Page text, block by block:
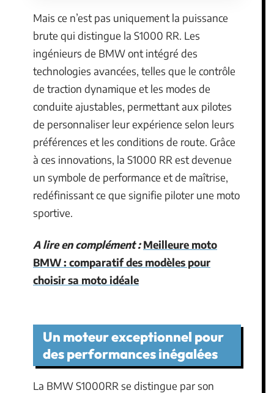
Mais ce n’est pas uniquement la puissance
brute qui distingue la S1000 RR. Les
ingénieurs de BMW ont intégré des
technologies avancées, telles que le contrôle
de traction dynamique et les modes de
conduite ajustables, permettant aux pilotes
de personnaliser leur expérience selon leurs
préférences et les conditions de route. Grâce
à ces innovations, la S1000 RR est devenue
un symbole de performance et de maîtrise,
redéfinissant ce que signifie piloter une moto
sportive.
A lire en complément : Meilleure moto
BMW : comparatif des modèles pour
choisir sa moto idéale
Un moteur exceptionnel pour
des performances inégalées
La BMW S1000RR se distingue par son